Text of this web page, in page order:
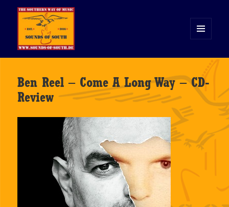
WIDGETS
Ben Reel – Come A Long Way – CD-
Review